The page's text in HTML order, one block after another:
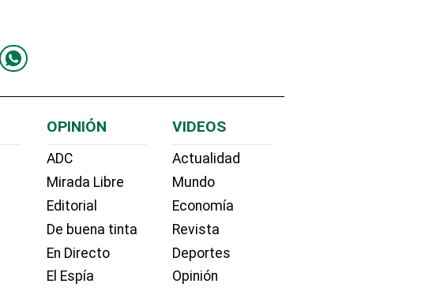
OPINIÓN
ADC
Mirada Libre
Editorial
De buena tinta
En Directo
El Espía
VIDEOS
Actualidad
Mundo
Economía
Revista
Deportes
Opinión